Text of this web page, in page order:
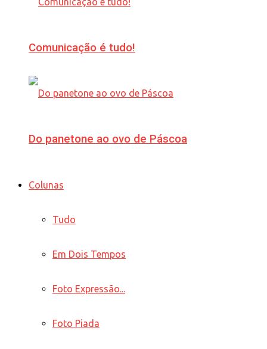
Comunicação é tudo!
Do panetone ao ovo de Páscoa
Colunas
Tudo
Em Dois Tempos
Foto Expressão...
Foto Piada